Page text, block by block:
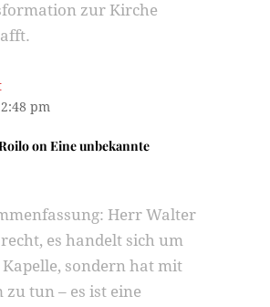
zur Kirche
pm
onEine unbekannte
Herr Walter
es handelt sich um
sondern hat mit
zu tun – es ist eine